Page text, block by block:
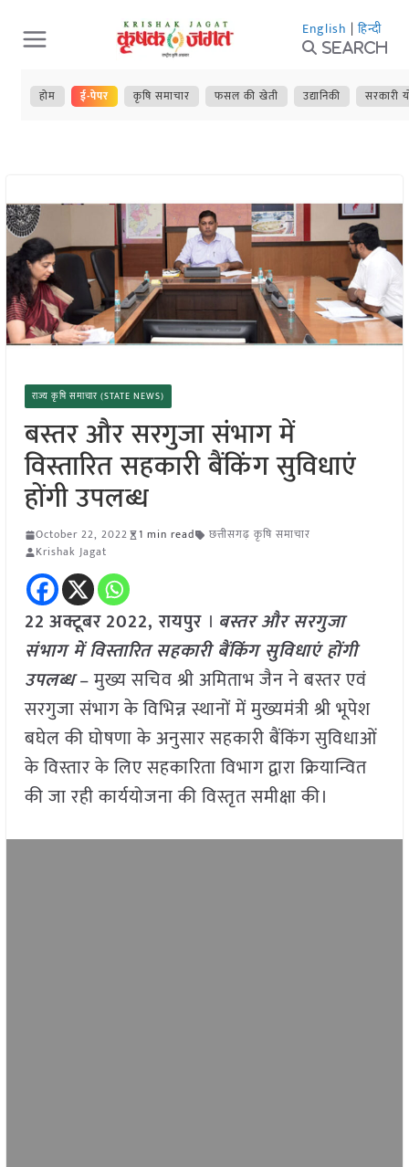
Skip
to
content
English | हिन्दी
Search
होम ई-पेपर कृषि समाचार फसल की खेती उद्यानिकी सरकारी
राज्य कृषि समाचार (STATE NEWS)
बस्तर और सरगुजा संभाग में
विस्तारित सहकारी बैंकिंग सुविधाएं
होंगी उपलब्ध
October 22, 2022 1 min read
छत्तीसगढ़ कृषि समाचार
Krishak Jagat
22 अक्टूबर2022, रायपुर । बस्तर और सरगुजा
संभाग में विस्तारित सहकारी बैंकिंग सुविधाएं होंगी
उपलब्ध– मुख्य सचिव श्री अमिताभ जैन ने बस्तर एवं
सरगुजा संभाग के विभिन्न स्थानों में मुख्यमंत्री श्री भूपेश
बघेल की घोषणा के अनुसार सहकारी बैंकिंग सुविधाओं
के विस्तार के लिए सहकारिता विभाग द्वारा क्रियान्वित
की जा रही कार्ययोजना की विस्तृत समीक्षा की।